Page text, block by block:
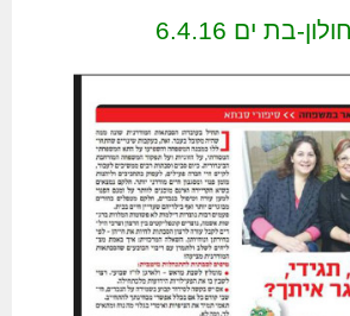
בת ים 6.4.16